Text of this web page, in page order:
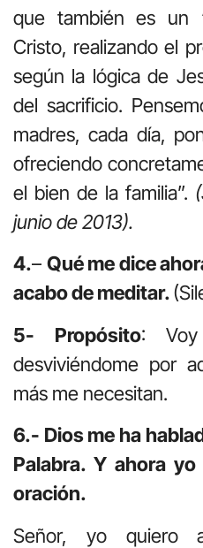
que también es un
Cristo, realizando el
según la lógica de
del sacrificio.
madres, cada día,
ofreciendo
el bien de la familia”.
junio de 2013).
4.– Qué me dice
acabo de meditar.
5-
Propósito:
desviviéndome por
más me necesitan.
6.- Dios me ha
Palabra. Y ahora
oración.
Señor, yo quiero